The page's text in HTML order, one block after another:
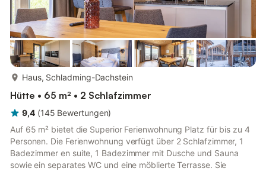
Haus, Schladming-Dachstein
Hütte • 65 m² • 2 Schlafzimmer
9,4 (145 Bewertungen)
Auf 65 m² bietet die Superior Ferienwohnung Platz für bis zu 4
Personen. Die Ferienwohnung verfügt über 2 Schlafzimmer, 1
Badezimmer en suite, 1 Badezimmer mit Dusche und Sauna
sowie ein separates WC und eine möblierte Terrasse. Sie